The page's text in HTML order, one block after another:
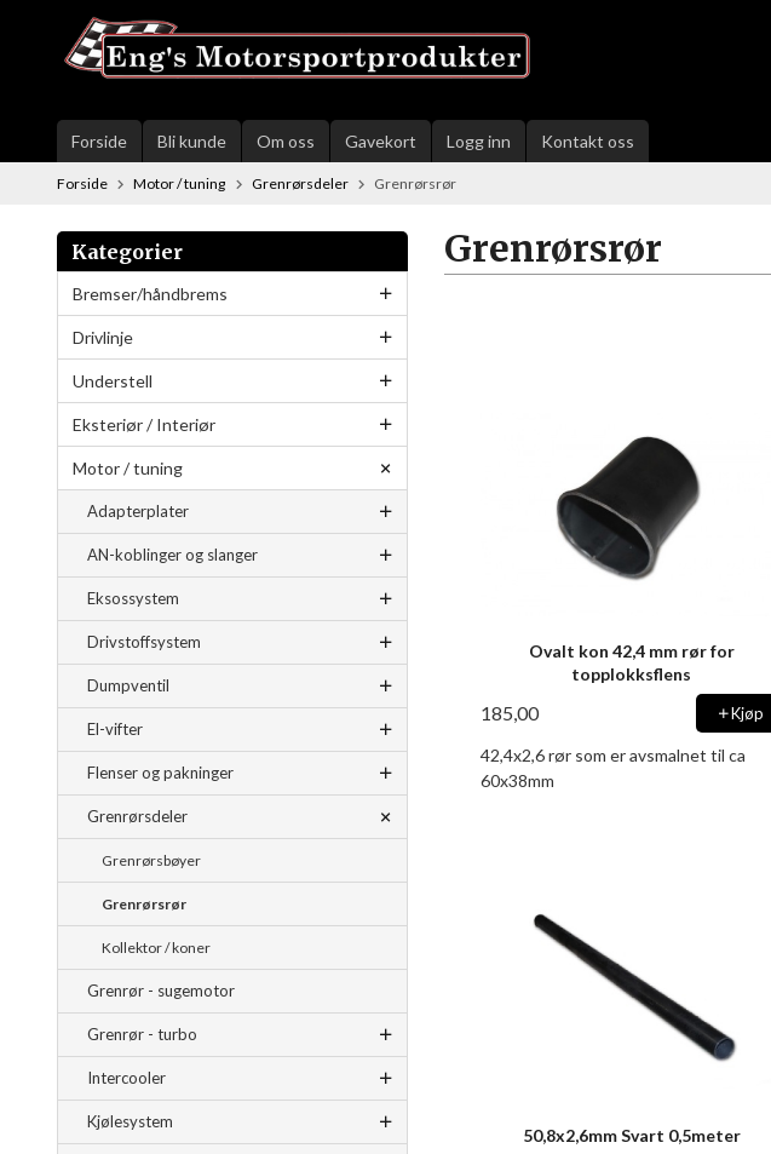
innholdet
Forside Bli kunde Om oss Gavekort Logg inn Kontakt oss
Forside Motor / tuning Grenrørsdeler Grenrørsrør
Kategorier
Bremser/håndbrems
Drivlinje
Understell
Eksteriør / Interiør
Motor / tuning
Adapterplater
AN-koblinger og slanger
Eksossystem
Drivstoffsystem
Dumpventil
El-vifter
Flenser og pakninger
Grenrørsdeler
Grenrørsbøyer
Grenrørsrør
Kollektor / koner
Grenrør - sugemotor
Grenrør - turbo
Intercooler
Kjølesystem
Grenrørsrør
Ovalt kon 42,4 mm rør for
topplokksflens
185,00 Kjøp
42,4x2,6 rør som er avsmalnet til ca
60x38mm
50,8x2,6mm Svart 0,5meter